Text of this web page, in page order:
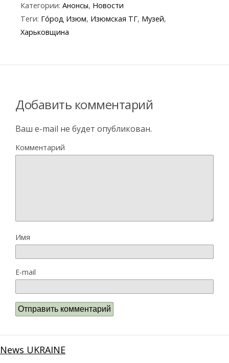
e
b
o
itt
er
e
m
er at
p
y
p
t
Категории: Анонсы, Новости
Теги: Го́род Изюм, Изюмская ТГ, Музей,
Харьковщина
Добавить комментарий
Ваш e-mail не будет опубликован.
Комментарий
Имя
E-mail
News UKRAINE